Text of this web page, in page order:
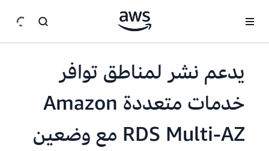
يدعم نشر لمناطق توافر
خدمات متعددة Amazon
RDS Multi-AZ مع وضعين